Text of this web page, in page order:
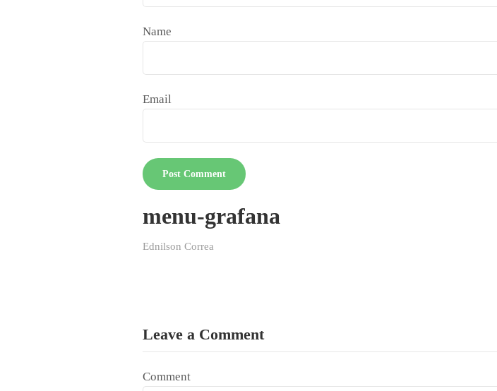
Name
Email
menu-grafana
Ednilson Correa
Leave a Comment
Comment